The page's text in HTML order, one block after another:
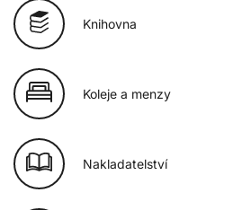
Knihovna
Koleje a menzy
Nakladatelství